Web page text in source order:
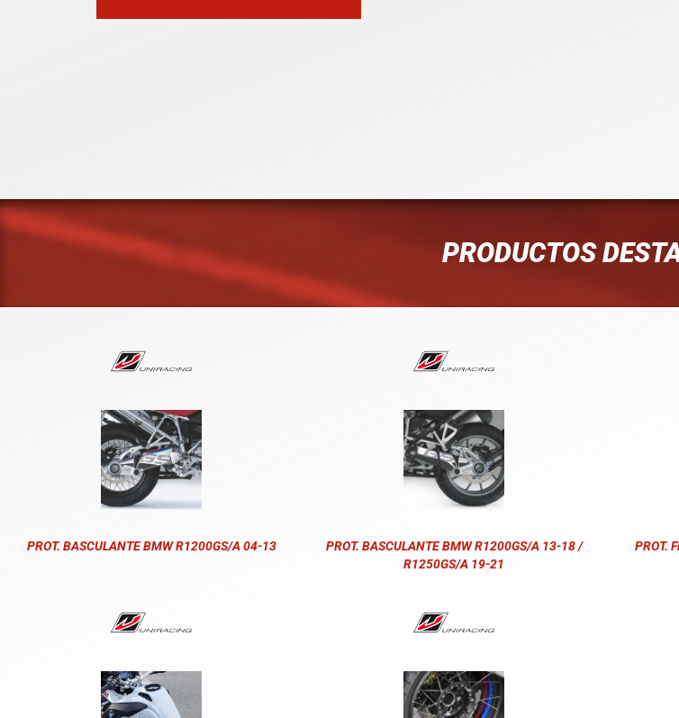
PRODUCTOS
PROT. BASCULANTE BMW R1200GS/A 04-13
PROT. BASCULANTE BMW R1200GS/A 13-18 /
R1250GS/A 19-21
PROT.